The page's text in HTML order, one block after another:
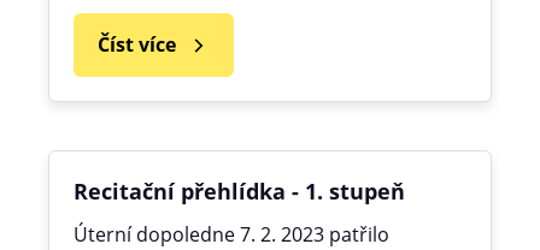
Číst více
Recitační přehlídka - 1. stupeň
Úterní dopoledne 7. 2. 2023 patřilo